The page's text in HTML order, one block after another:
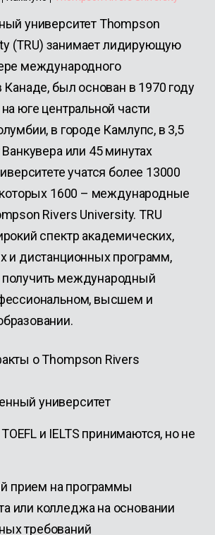
университет Thompson
(TRU) занимает лидирующую
международного
Канаде, был основан в 1970 году
юге центральной части
в городе Камлупс, в 3,5
или 45 минутах
учатся более 13000
которых 1600 – международные
Rivers University. TRU
спектр академических,
и дистанционных программ,
международный
высшем и
о Thompson Rivers
университет
и IELTS принимаются, но не
прием на программы
или колледжа на основании
требований